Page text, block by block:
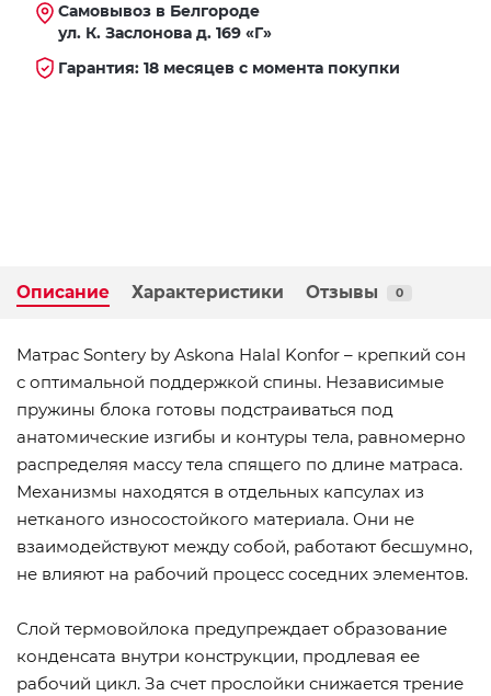
Самовывоз в Белгороде
ул. К. Заслонова д. 169 «Г»
Гарантия: 18 месяцев с момента покупки
Описание Характеристики Отзывы 0
Матрас Sontery by Askona Halal Konfor – крепкий сон
с оптимальной поддержкой спины. Независимые
пружины блока готовы подстраиваться под
анатомические изгибы и контуры тела, равномерно
распределяя массу тела спящего по длине матраса.
Механизмы находятся в отдельных капсулах из
нетканого износостойкого материала. Они не
взаимодействуют между собой, работают бесшумно,
не влияют на рабочий процесс соседних элементов.
Слой термовойлока предупреждает образование
конденсата внутри конструкции, продлевая ее
рабочий цикл. За счет прослойки снижается трение